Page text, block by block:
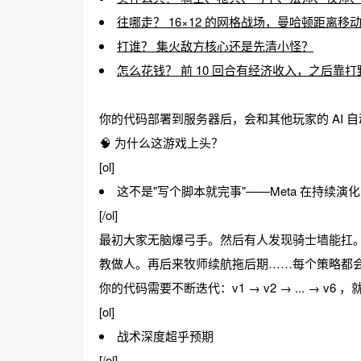
往哪走？ 16×12 的网格战场，曼哈顿距离移动
打谁？ 集火敌方核心还是先清小怪？
怎么花钱？ 前 10 回合有经济收入，之后靠
你的代码部署到服务器后，会和其他玩家的 AI
🧠 为什么这游戏上头？
[ol]
这不是"写个脚本就完事"——Meta 在持续演化
[/ol]
最初大家无脑爆弓手。然后有人发现骑士墙能扛
教做人。再后来牧师续航拖后期……每个策略都
你的代码需要不断迭代：v1 → v2 → ... → v6 ，
[ol]
战术深度超乎预期